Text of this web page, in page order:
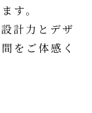
す。
計力とデザ
をご体感く